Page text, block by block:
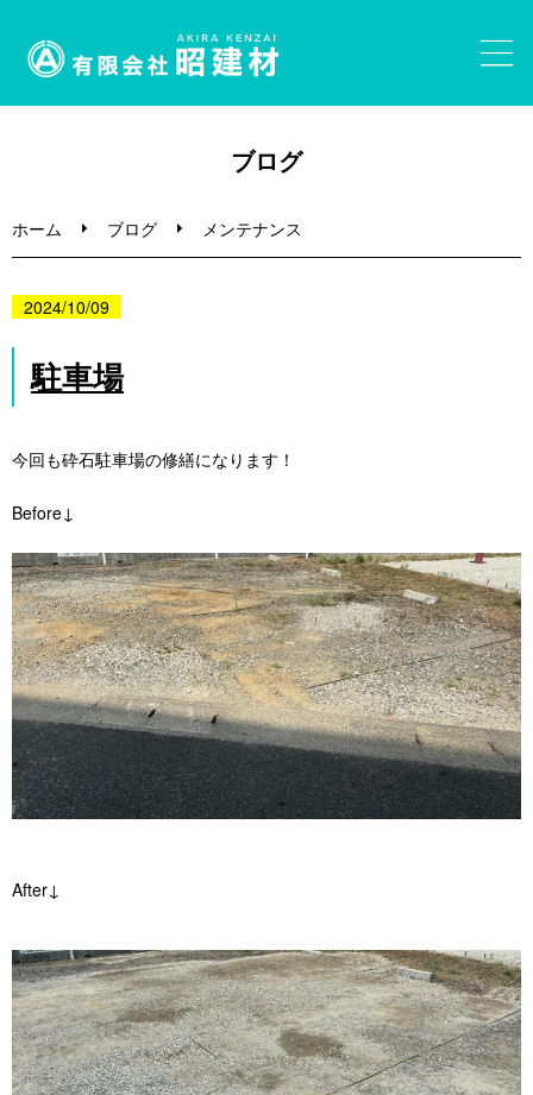
ブログ
ホーム ブログ メンテナンス
2024/10/09
駐車場
今回も砕石駐車場の修繕になります！
Before↓
After↓